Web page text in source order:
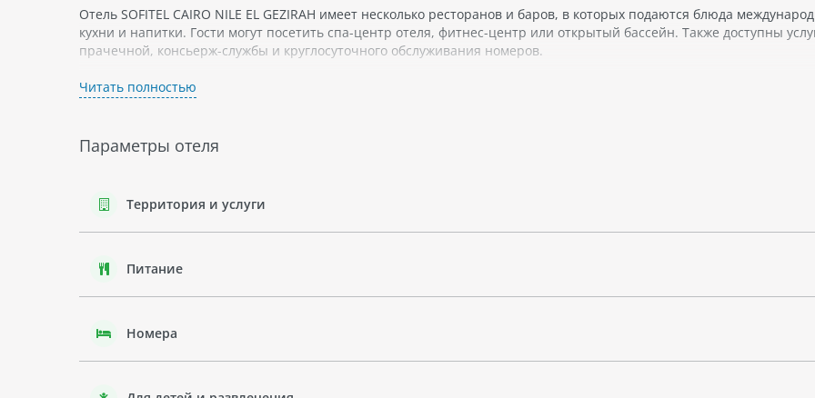
Отель SOFITEL CAIRO NILE EL GEZIRAH имеет несколько ресторанов и баров, в которых подаются блюда
кухни и напитки. Гости могут посетить спа-центр отеля, фитнес-центр или открытый бассейн. Также доступны
прачечной, консьерж-службы и круглосуточного обслуживания номеров.
Рядом с отелем находятся многочисленные достопримечательности Каира - пирамиды Гизы, египетский музей и
Хан-эль-Халили. Также можно отправиться на прогулку по набережной Нила или посетить знаменитый парк Аль-
центре Каира с красивыми видами на реку Нил и удобным расположением недалеко от основных
Читать полностью
Параметры отеля
Территория и услуги
Питание
Номера